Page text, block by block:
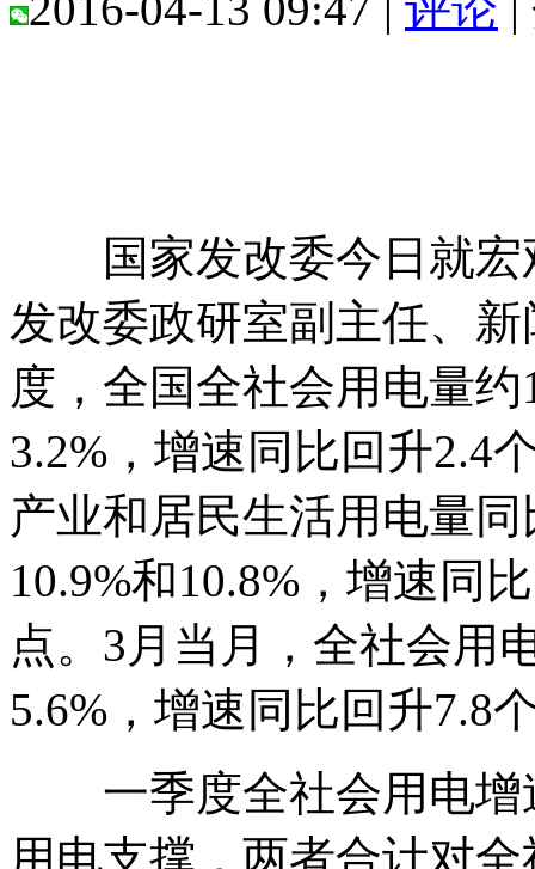
国家发改委今日就宏
发改委政研室副主任、
度，全国全社会用电量
3.2%，增速同比回升2.4
产业和居民生活用电量
10.9%和10.8%，增速同
点。3月当月，全社会用
5.6%，增速同比回升7.8
一季度全社会用电增
用电支撑，两者合计对